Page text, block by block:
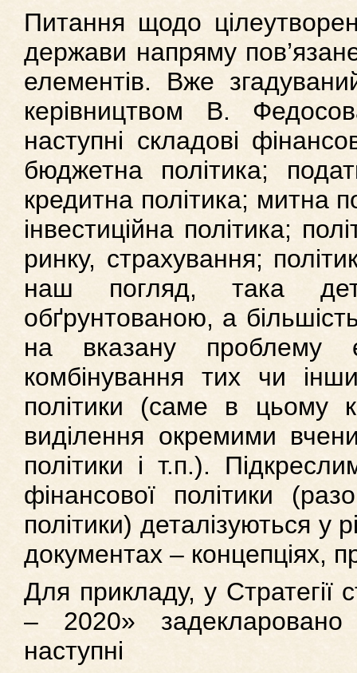
Питання щодо
держави напряму
елементів. Вже
керівництвом В.
наступні складові
бюджетна політика;
кредитна політика; митна
інвестиційна політика;
ринку, страхування;
наш погляд, така
обґрунтованою, а
на вказану проблему
комбінування тих чи
політики (саме в цьому
виділення окремими
політики і т.п.).
фінансової політики
політики) деталізуються у
документах – концепціях,
Для прикладу, у Стратегії
– 2020»
наступні